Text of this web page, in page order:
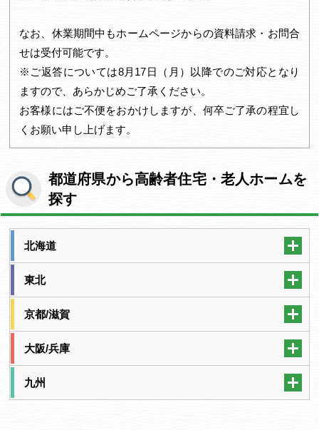
なお、休業期間中もホームページからの資料請求・お問合
せは受付可能です。
※ご返答については8月17日（月）以降でのご対応となり
ますので、あらかじめご了承ください。
お客様にはご不便をおかけしますが、何卒ご了承の程宜し
くお願い申し上げます。
都道府県から高齢者住宅・老人ホームを
探す
北海道
東北
京都/滋賀
大阪/兵庫
九州